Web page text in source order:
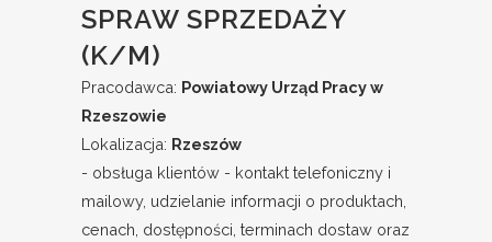
SPRAW SPRZEDAŻY
(K/M)
Pracodawca: Powiatowy Urząd Pracy w
Rzeszowie
Lokalizacja: Rzeszów
- obsługa klientów - kontakt telefoniczny i
mailowy, udzielanie informacji o produktach,
cenach, dostępności, terminach dostaw oraz